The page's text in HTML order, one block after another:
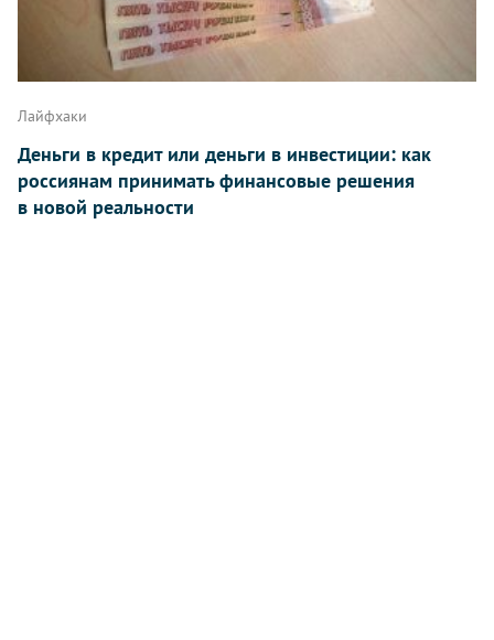
Лайфхаки
Деньги в кредит или деньги в инвестиции: как
россиянам принимать финансовые решения
в новой реальности